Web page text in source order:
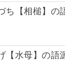
ち【相槌】の
【水母】の語